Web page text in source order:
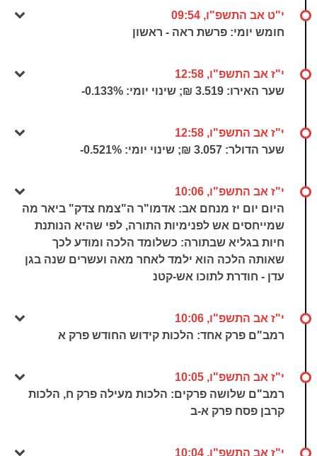
י"ט אב התשפ"ו, 09:54
חומש יומי: פרשת ראה - ראשון
י"ז אב התשפ"ו, 12:58
שער האירו: 3.519 ₪; שינוי יומי:
-0.133%
י"ז אב התשפ"ו, 12:58
שער הדולר: 3.057 ₪; שינוי יומי:
-0.521%
י"ז אב התשפ"ו, 10:06
היום יום יז מנחם אב: אדמו"ר ה"צמח צדק" ביאר מה
שמייחסים אש לפנימיות התורה, לפי שהיא הנותנת
חיות בגליא שבתורה: כשלומד הלכה ומודע לכך
שאותה הלכה הוא ילמד לאחר מאה ועשרים שנה בגן
עדן - חודרת לתוכו אש-קטנ
י"ז אב התשפ"ו, 10:06
רמב"ם פרק אחד: הלכות קידוש החודש פרק א
י"ז אב התשפ"ו, 10:05
רמב"ם שלושה פרקים: הלכות מעילה פרק ח, הלכות
קרבן פסח פרק א-ב
י"ז אב התשפ"ו, 10:04